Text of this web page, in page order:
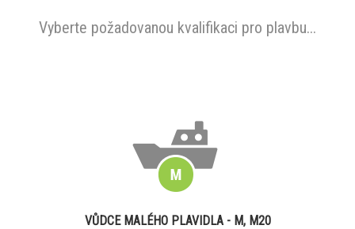
Vyberte požadovanou kvalifikaci pro plavbu...
VŮDCE MALÉHO PLAVIDLA - M, M20